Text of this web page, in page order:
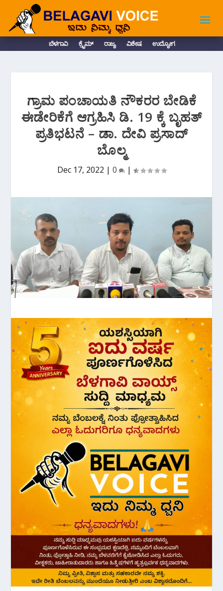
ಬೆಳಗಾವಿ ಕ್ರೈಮ್ ರಾಜ್ಯ ವಿಶೇಷ ಉದ್ಯೋಗ
ಗ್ರಾಮ ಪಂಚಾಯತಿ ನೌಕರರ ಬೇಡಿಕೆ
ಈಡೇರಿಕೆಗೆ ಆಗ್ರಹಿಸಿ ಡಿ.‌ 19 ಕ್ಕೆ ಬೃಹತ್
ಪ್ರತಿಭಟನೆ – ಡಾ. ದೇವಿ ಪ್ರಸಾದ್
ಬೊಲ್ಮ
Dec 17, 2022 | 0 |